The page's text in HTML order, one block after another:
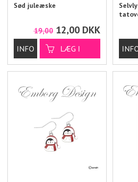
Sød juleæske
19,00 12,00 DKK